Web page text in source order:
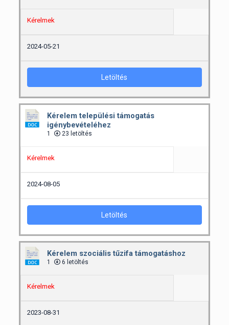
Kérelmek
2024-05-21
Letöltés
Kérelem települési támogatás
igénybevételéhez
1 23 letöltés
Kérelmek
2024-08-05
Letöltés
Kérelem szociális tűzifa támogatáshoz
1 6 letöltés
Kérelmek
2023-08-31